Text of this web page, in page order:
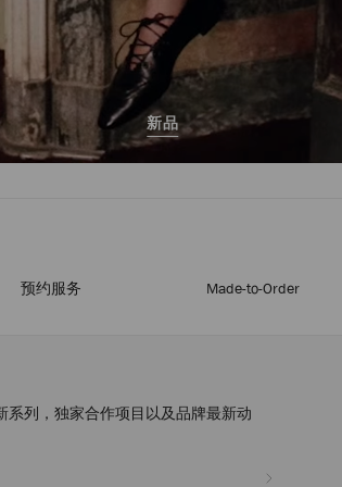
新品
预约服务 Made-to-Order
系列，独家合作项目以及品牌最新动